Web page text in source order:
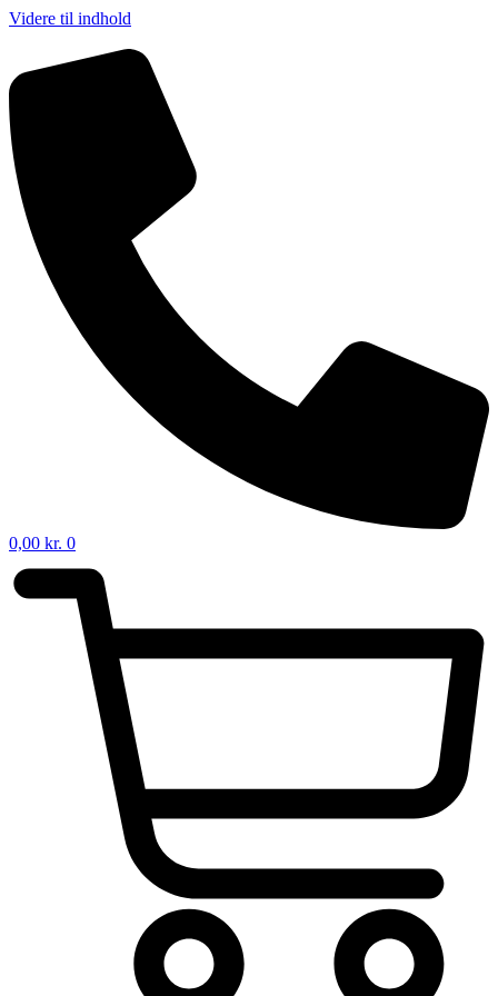
Videre til indhold
0,00 kr. 0